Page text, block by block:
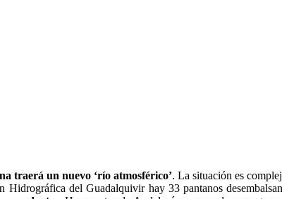
traerá un nuevo ‘río atmosférico’. La situación es
del Guadalquivir hay 33 pantanos